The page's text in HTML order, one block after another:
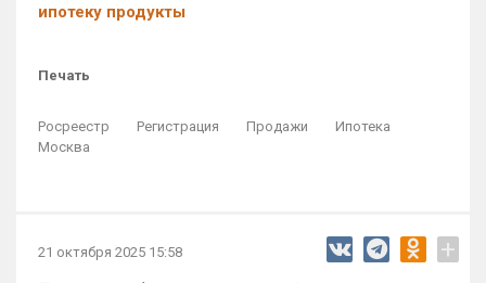
ипотеку продукты
Печать
Росреестр Регистрация Продажи
Ипотека
Москва
21 октября 2025 15:58 +